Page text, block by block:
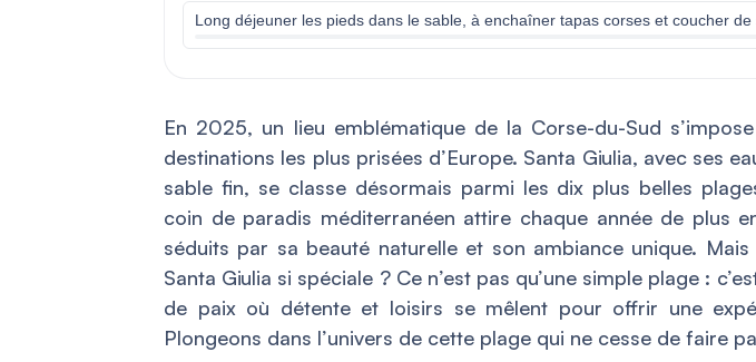
Long déjeuner les pieds dans le sable, à enchaîner tapas corses et coucher de
En 2025, un lieu emblématique de la Corse-du-Sud
destinations les plus prisées d’Europe. Santa Giulia, avec ses
sable fin, se classe désormais parmi les dix plus belles
coin de paradis méditerranéen attire chaque année de plus
séduits par sa beauté naturelle et son ambiance unique. Mais
Santa Giulia si spéciale ? Ce n’est pas qu’une simple plage :
de paix où détente et loisirs se mêlent pour offrir une
Plongeons dans l’univers de cette plage qui ne cesse de faire